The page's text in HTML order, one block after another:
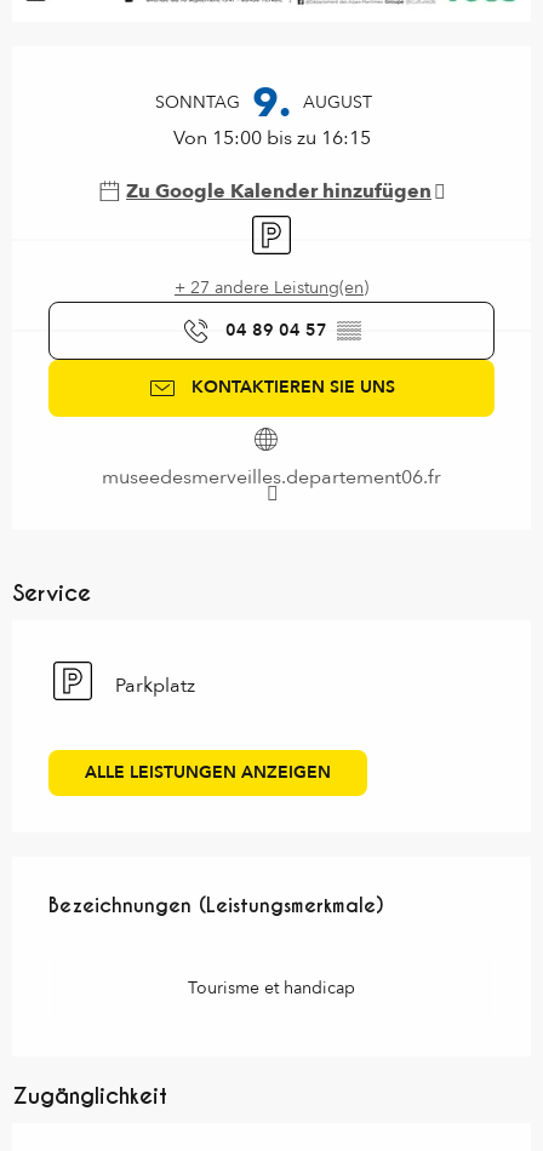
SONNTAG 9. AUGUST
Von 15:00 bis zu 16:15
Zu Google Kalender hinzufügen
Parkplatz
+ 27 andere Leistung(en)
04 89 04 57 ▒▒
KONTAKTIEREN SIE UNS
museedesmerveilles.departement06.fr
Service
Parkplatz
ALLE LEISTUNGEN ANZEIGEN
Bezeichnungen (Leistungsmerkmale)
Bezeichnungen (Leistungsmerkmale)
Tourisme et handicap
Zugänglichkeit